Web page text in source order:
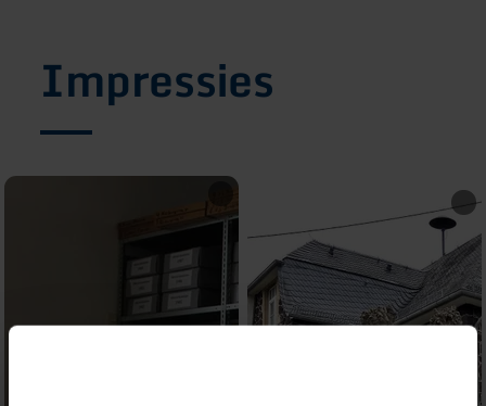
Impressies